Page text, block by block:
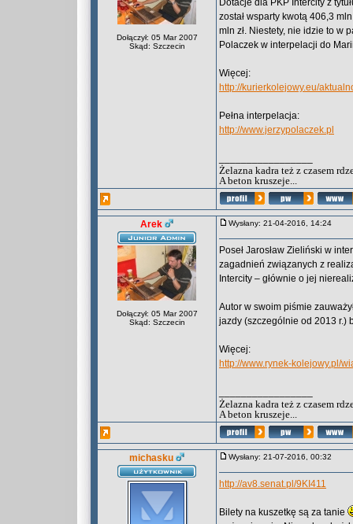
Dołączył: 05 Mar 2007
Skąd: Szczecin
Dotacje dla PKP Intercity z
został wsparty kwotą 406,3
mln zł. Niestety, nie idzie to w
Polaczek w interpelacji do
Więcej:
http://kurierkolejowy.eu/
Pełna interpelacja:
http://www.jerzypolaczek.pl
Żelazna kadra też z czasem
A beton kruszeje...
Arek
Dołączył: 05 Mar 2007
Skąd: Szczecin
Wysłany: 21-04-2016, 14:24
Poseł Jarosław Zieliński w
zagadnień związanych z
Intercity – głównie o jej
Autor w swoim piśmie
jazdy (szczególnie od 2013 r.)
Więcej:
http://www.rynek-kolejowy.pl/
Żelazna kadra też z czasem
A beton kruszeje...
michasku Wysłany: 21-07-2016, 00:32
http://av8.senat.pl/9KI411
Bilety na kuszetkę są za tanie